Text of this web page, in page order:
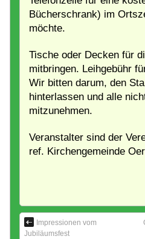
Bücherschrank) im
möchte.
Tische oder Decken für
mitbringen. Leihgebühr
Wir bitten darum, den
hinterlassen und alle
mitzunehmen.
Veranstalter sind der
ref. Kirchengemeinde
Impressionen vom
Jubiläumsfest